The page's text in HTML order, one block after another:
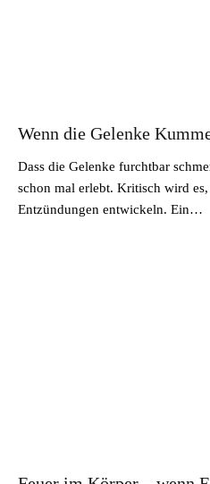
Wenn die Gelenke
Dass die Gelenke furchtbar
schon mal erlebt. Kritisch wird
Entzündungen entwickeln. Ein…